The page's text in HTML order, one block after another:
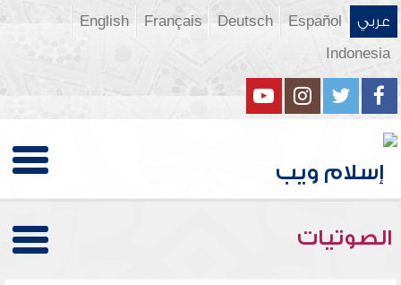
عربي Español
Deutsch
Français
English
Indonesia
الصوتيات